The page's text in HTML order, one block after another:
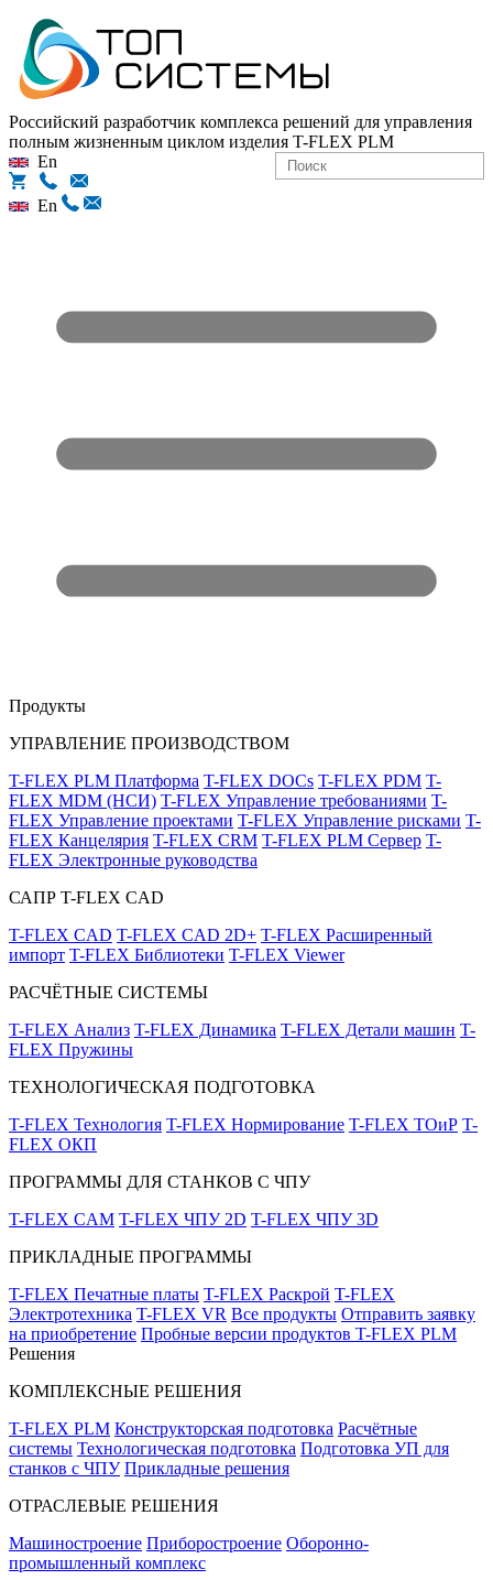
Российский разработчик комплекса решений для управления
полным жизненным циклом изделия T-FLEX PLM
En
En
Продукты
УПРАВЛЕНИЕ ПРОИЗВОДСТВОМ
T-FLEX PLM Платформа T-FLEX DOCs T-FLEX PDM T-
FLEX MDM (НСИ) T-FLEX Управление требованиями T-
FLEX Управление проектами T-FLEX Управление рисками T-
FLEX Канцелярия T-FLEX CRM T-FLEX PLM Сервер T-
FLEX Электронные руководства
САПР T-FLEX CAD
T-FLEX CAD T-FLEX CAD 2D+ T-FLEX Расширенный
импорт T-FLEX Библиотеки T-FLEX Viewer
РАСЧЁТНЫЕ СИСТЕМЫ
T-FLEX Анализ T-FLEX Динамика T-FLEX Детали машин T-
FLEX Пружины
ТЕХНОЛОГИЧЕСКАЯ ПОДГОТОВКА
T-FLEX Технология T-FLEX Нормирование T-FLEX ТОиР T-
FLEX ОКП
ПРОГРАММЫ ДЛЯ СТАНКОВ С ЧПУ
T-FLEX CAM T-FLEX ЧПУ 2D T-FLEX ЧПУ 3D
ПРИКЛАДНЫЕ ПРОГРАММЫ
T-FLEX Печатные платы T-FLEX Раскрой T-FLEX
Электротехника T-FLEX VR Все продукты Отправить заявку
на приобретение Пробные версии продуктов T-FLEX PLM
Решения
КОМПЛЕКСНЫЕ РЕШЕНИЯ
T-FLEX PLM Конструкторская подготовка Расчётные
системы Технологическая подготовка Подготовка УП для
станков с ЧПУ Прикладные решения
ОТРАСЛЕВЫЕ РЕШЕНИЯ
Машиностроение Приборостроение Оборонно-
промышленный комплекс